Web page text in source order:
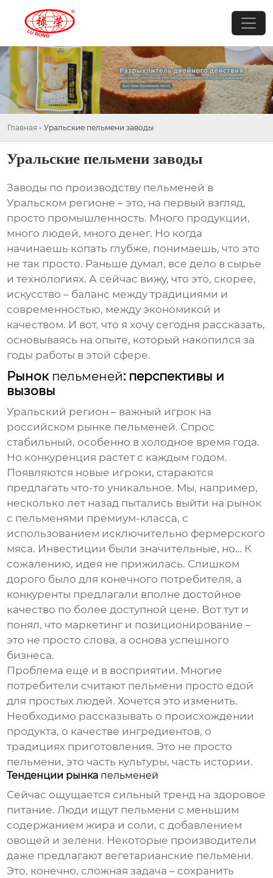
Главная - Уральские пельмени заводы
Уральские пельмени заводы
Заводы по производству пельменей в
Уральском регионе – это, на первый взгляд,
просто промышленность. Много продукции,
много людей, много денег. Но когда
начинаешь копать глубже, понимаешь, что это
не так просто. Раньше думал, все дело в сырье
и технологиях. А сейчас вижу, что это, скорее,
искусство – баланс между традициями и
современностью, между экономикой и
качеством. И вот, что я хочу сегодня рассказать,
основываясь на опыте, который накопился за
годы работы в этой сфере.
Рынок пельменей: перспективы и
вызовы
Уральский регион – важный игрок на
российском рынке пельменей. Спрос
стабильный, особенно в холодное время года.
Но конкуренция растет с каждым годом.
Появляются новые игроки, стараются
предлагать что-то уникальное. Мы, например,
несколько лет назад пытались выйти на рынок
с пельменями премиум-класса, с
использованием исключительно фермерского
мяса. Инвестиции были значительные, но… К
сожалению, идея не прижилась. Слишком
дорого было для конечного потребителя, а
конкуренты предлагали вполне достойное
качество по более доступной цене. Вот тут и
понял, что маркетинг и позиционирование –
это не просто слова, а основа успешного
бизнеса.
Проблема еще и в восприятии. Многие
потребители считают пельмени просто едой
для простых людей. Хочется это изменить.
Необходимо рассказывать о происхождении
продукта, о качестве ингредиентов, о
традициях приготовления. Это не просто
пельмени, это часть культуры, часть истории.
Тенденции рынка пельменей
Сейчас ощущается сильный тренд на здоровое
питание. Люди ищут пельмени с меньшим
содержанием жира и соли, с добавлением
овощей и зелени. Некоторые производители
даже предлагают вегетарианские пельмени.
Это, конечно, сложная задача – сохранить